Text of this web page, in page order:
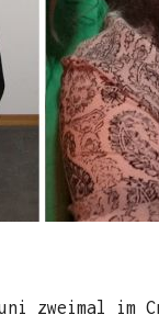
zweimal im